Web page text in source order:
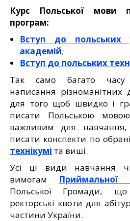
Курс Польської мови
програм:
Вступ до польських
академій;
Вступ до польських
Так само багато часу
написання різноманітних
для того щоб швидко і
писати Польською
важливим для навчання,
писати конспекти по
технікумі та виші.
Усі ці види навчання
вимогам Приймальної
Польської Громади,
ректорські квоти для
частини України.